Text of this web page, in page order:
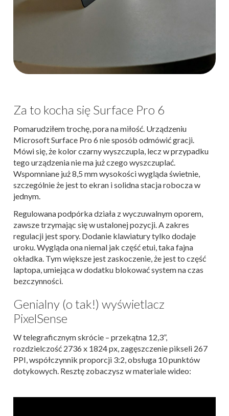
Za to kocha się Surface Pro 6
Pomarudziłem trochę, pora na miłość. Urządzeniu
Microsoft Surface Pro 6 nie sposób odmówić gracji.
Mówi się, że kolor czarny wyszczupla, lecz w przypadku
tego urządzenia nie ma już czego wyszczuplać.
Wspomniane już 8,5 mm wysokości wygląda świetnie,
szczególnie że jest to ekran i solidna stacja robocza w
jednym.
Regulowana podpórka działa z wyczuwalnym oporem,
zawsze trzymając się w ustalonej pozycji. A zakres
regulacji jest spory. Dodanie klawiatury tylko dodaje
uroku. Wygląda ona niemal jak część etui, taka fajna
okładka. Tym większe jest zaskoczenie, że jest to część
laptopa, umiejąca w dodatku blokować system na czas
bezczynności.
Genialny (o tak!) wyświetlacz
PixelSense
W telegraficznym skrócie – przekątna 12,3”,
rozdzielczość 2736 x 1824 px, zagęszczenie pikseli 267
PPI, współczynnik proporcji 3:2, obsługa 10 punktów
dotykowych. Resztę zobaczysz w materiale wideo: